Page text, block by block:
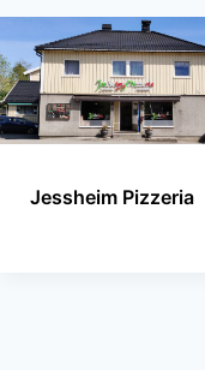
Jessheim Pizzeria